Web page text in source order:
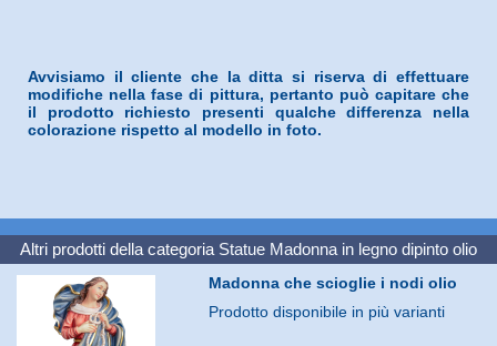
Avvisiamo il cliente che la ditta si riserva di effettuare
modifiche nella fase di pittura, pertanto può capitare che
il prodotto richiesto presenti qualche differenza nella
colorazione rispetto al modello in foto.
Altri prodotti della categoria Statue Madonna in legno dipinto olio
Madonna che scioglie i nodi olio
Prodotto disponibile in più varianti